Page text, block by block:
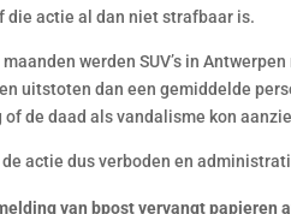
die actie al dan niet strafbaar is.
werden SUV’s in
uitstoten dan een gemiddelde
of de daad als vandalisme kon
de actie dus verboden en
van bpost vervangt papieren